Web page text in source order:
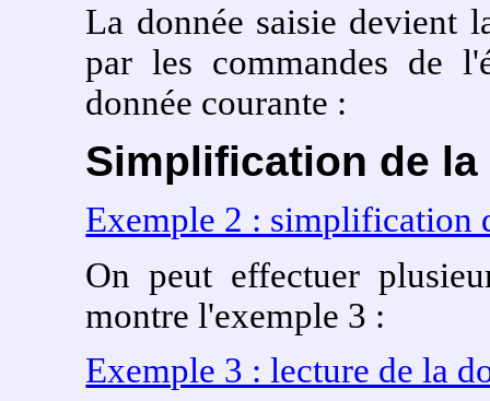
La donnée saisie devient
par les commandes de
donnée courante :
Simplification de
Exemple 2 : simplification
On peut effectuer
montre l'exemple 3 :
Exemple 3 : lecture de la